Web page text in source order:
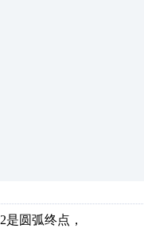
是圆弧终点，